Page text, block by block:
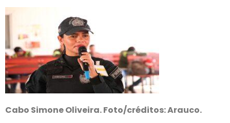
Cabo Simone Oliveira. Foto/créditos: Arauco.